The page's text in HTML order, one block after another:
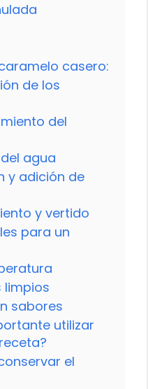
casero:
de los
del
agua
y adición de
y vertido
para un
limpios
sabores
utilizar
el